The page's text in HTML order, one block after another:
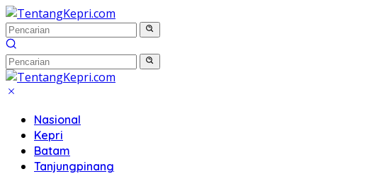
Langsung
ke
konten
Nasional
Kepri
Batam
Tanjungpinang